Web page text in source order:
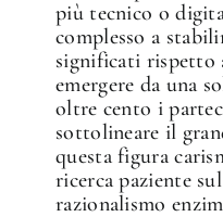
più tecnico o
complesso a
significati rispetto
emergere da una
oltre cento i
sottolineare il
questa figura
ricerca paziente
razionalismo